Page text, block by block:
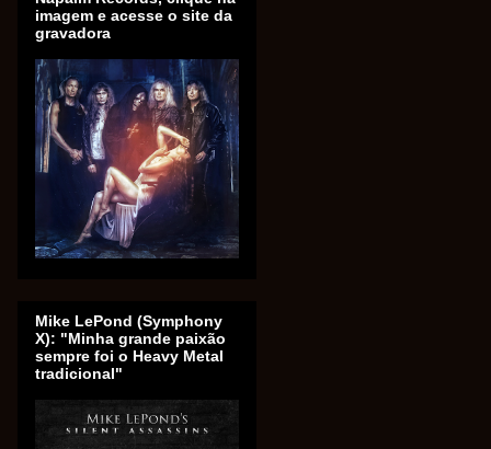
imagem e acesse o site da
gravadora
Mike LePond (Symphony
X): "Minha grande paixão
sempre foi o Heavy Metal
tradicional"